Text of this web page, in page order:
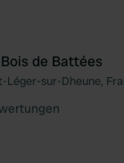
de Battées
Léger-sur-Dheune,